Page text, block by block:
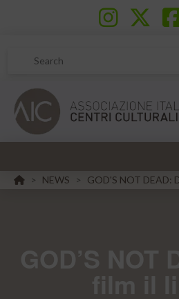
Search
HOME
> NEWS > GOD'S NOT DEAD: